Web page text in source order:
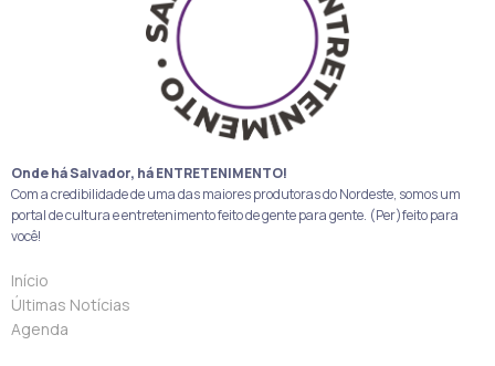
Onde há Salvador, há ENTRETENIMENTO!
Com a credibilidade de uma das maiores produtoras do Nordeste, somos um
portal de cultura e entretenimento feito de gente para gente. (Per)feito para
você!
Início
Últimas Notícias
Agenda